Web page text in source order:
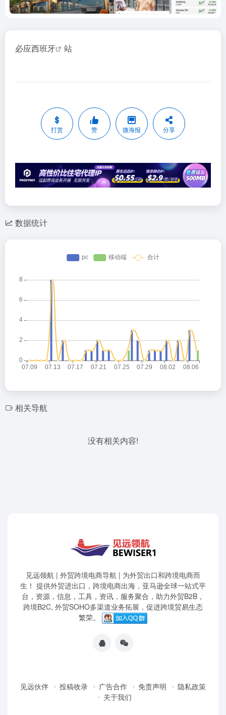
必应西班牙 站
打赏 赞 微海报 分享
数据统计
相关导航
没有相关内容!
见远领航 | 外贸跨境电商导航 | 为外贸出口和跨境电商而
生！ 提供外贸进出口，跨境电商出海，亚马逊全球一站式平
台，资源，信息，工具，资讯，服务聚合，助力外贸B2B，
跨境B2C, 外贸SOHO多渠道业务拓展，促进跨境贸易生态
繁荣。
见远伙伴 投稿收录 广告合作 免责声明
隐私政策
关于我们